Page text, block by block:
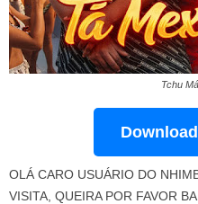
Tchu
OLÁ CARO USUÁRIO DO
VISITA, QUEIRA POR FAVOR